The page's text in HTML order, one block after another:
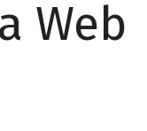
Web